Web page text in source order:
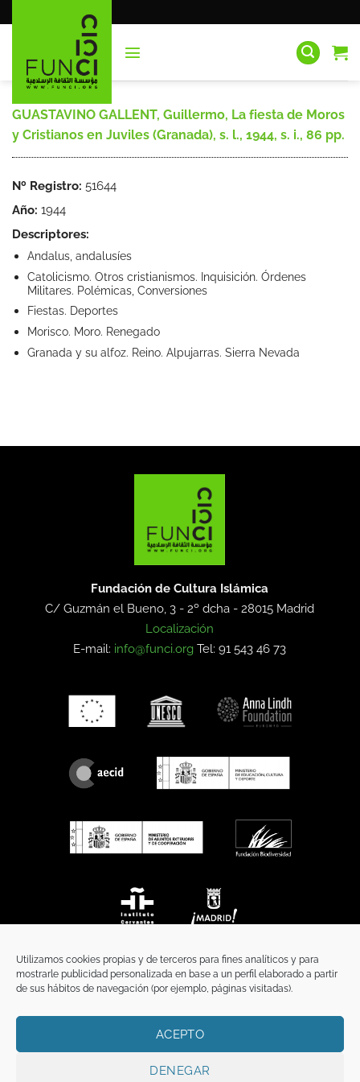
Utilizamos cookies propias y de terceros para fines analíticos y para
mostrarle publicidad personalizada en base a un perfil elaborado a partir
de sus hábitos de navegación (por ejemplo, páginas visitadas).
ACEPTO
DENEGAR
al
GUASTAVINO GALLENT, Guillermo, La fiesta de Moros
y Cristianos en Juviles (Granada), s. l., 1944, s. i., 86 pp.
Nº Registro: 51644
Año: 1944
Descriptores:
Andalus, andalusíes
Catolicismo. Otros cristianismos. Inquisición. Órdenes
Militares. Polémicas, Conversiones
Fiestas. Deportes
Morisco. Moro. Renegado
Granada y su alfoz. Reino. Alpujarras. Sierra Nevada
Fundación de Cultura Islámica
C/ Guzmán el Bueno, 3 - 2º dcha -28015 Madrid
Localización
E-mail: info@funci.org Tel: 91 543 46 73
POLÍTICA DE PRIVACIDAD
POLÍTICA DE COOKIES
TÉRMINOS Y CONDICIONES